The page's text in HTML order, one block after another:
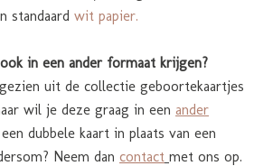
standaard wit papier.
in een ander formaat krijgen?
uit de collectie geboortekaartjes
wil je deze graag in een ander
dubbele kaart in plaats van een
Neem dan contact met ons op.